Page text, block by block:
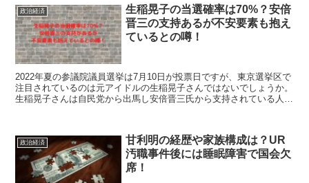
政治経済
生稲晃子の当選確率は70%？安倍
晋三の支持あるが不安要素も抱え
ているとの噂！
2022年夏の参議院議員選挙は7月10日が投票日ですが、東京選挙区で
注目されているのは元アイドルの生稲晃子さんではないでしょうか。
生稲晃子さんは自民党から出馬し安倍晋三氏から支持されている人物
政治経済
甘利明の経歴や家族構成は？UR
汚職事件後には睡眠障害で国会欠
席！